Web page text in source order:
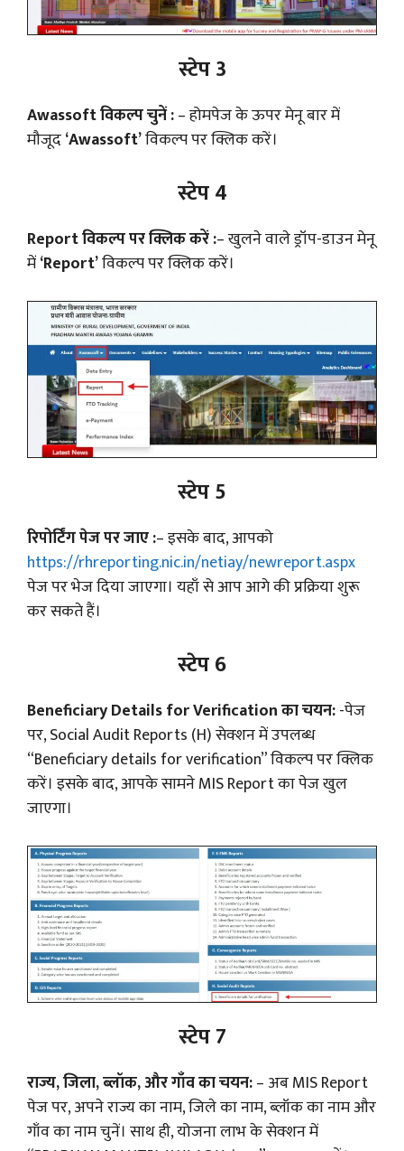
स्टेप 3
Awassoft विकल्प चुनें :– होमपेज के ऊपर मेनू बार में
मौजूद‘Awassoft’विकल्प पर क्लिक करें।
स्टेप 4
Report विकल्प पर क्लिक करें :– खुलने वाले ड्रॉप-डाउन मेनू
में‘Report’विकल्प पर क्लिक करें।
स्टेप 5
रिपोर्टिंग पेज पर जाए :– इसके बाद, आपको
https://rhreporting.nic.in/netiay/newreport.aspx
पेज पर भेज दिया जाएगा। यहाँ से आप आगे की प्रक्रिया शुरू
कर सकते हैं।
स्टेप 6
Beneficiary Details for Verification का चयन:-पेज
पर, Social Audit Reports (H) सेक्शन में उपलब्ध
“Beneficiary details for verification” विकल्प पर क्लिक
करें। इसके बाद, आपके सामने MIS Report का पेज खुल
जाएगा।
स्टेप 7
राज्य, जिला, ब्लॉक, और गाँव का चयन:– अब MIS Report
पेज पर, अपने राज्य का नाम, जिले का नाम, ब्लॉक का नाम और
गाँव का नाम चुनें। साथ ही, योजना लाभ के सेक्शन में